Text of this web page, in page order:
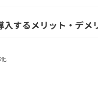
入するメリット・デメ
化